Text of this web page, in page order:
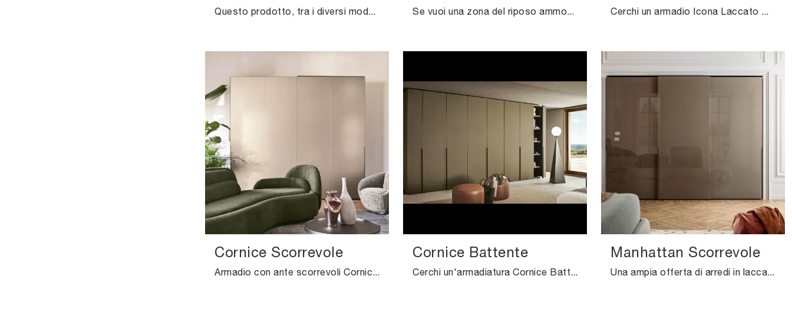
Cornice Scorrevole
Armadio con ante scorrevoli Cornice di Pianca: compila il form per informazioni e preventivi e arreda la zona del riposo come l'avevi sognata.
Cornice Battente
Cerchi un'armadiatura Cornice Battente Pianca? Clicca subito! Gli armadi a muro con ante battenti ti aspettano.
Manhattan Scorrevole
Una ampia offerta di arredi in laccato lucido come quest'armadiatura con ante scorrevoli nella fotografia.